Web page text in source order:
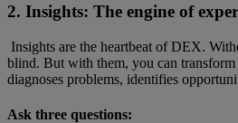
2. Insights: The engine of
Insights are the heartbeat of DEX.
blind. But with them, you can
diagnoses problems, identifies
Ask three questions: